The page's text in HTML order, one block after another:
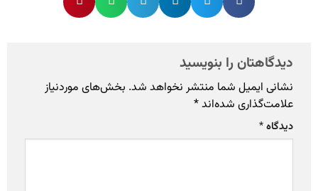
دیدگاهتان را بنویسید
نشانی ایمیل شما منتشر نخواهد شد. بخش‌های موردنیاز
علامت‌گذاری شده‌اند*
دیدگاه*